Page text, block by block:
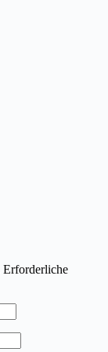
Erforderliche